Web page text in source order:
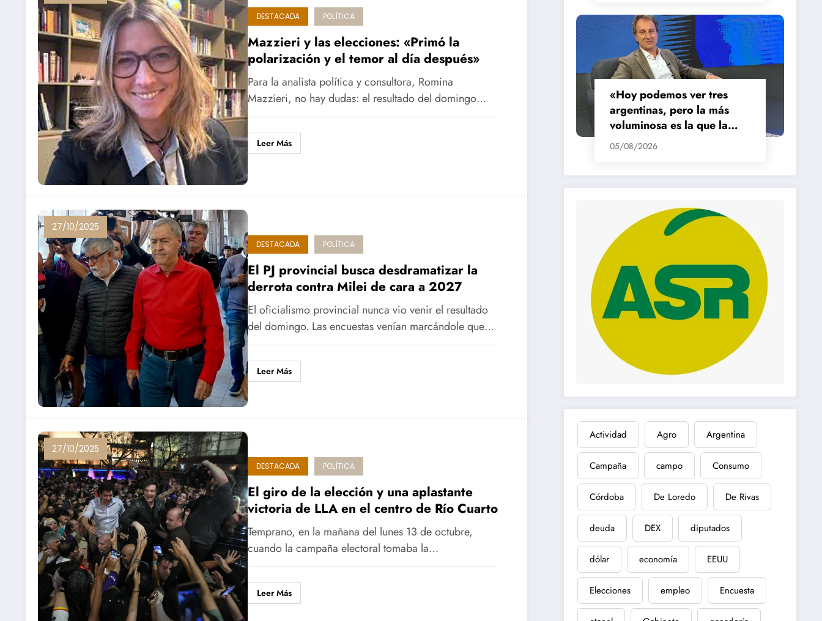
DESTACADA POLÍTICA
Mazzieri y las elecciones: «Primó la
polarización y el temor al día después»
Para la analista política y consultora, Romina
Mazzieri, no hay dudas: el resultado del domingo…
Leer Más
27/10/2025
DESTACADA POLÍTICA
El PJ provincial busca desdramatizar la
derrota contra Milei de cara a 2027
El oficialismo provincial nunca vio venir el resultado
del domingo. Las encuestas venían marcándole que…
Leer Más
27/10/2025
DESTACADA POLÍTICA
El giro de la elección y una aplastante
victoria de LLA en el centro de Río Cuarto
Temprano, en la mañana del lunes 13 de octubre,
cuando la campaña electoral tomaba la…
Leer Más
«Hoy podemos ver tres
argentinas, pero la más
voluminosa es la que la
está pasando mal»
05/08/2026
Actividad Agro Argentina
Campaña campo Consumo
Córdoba De Loredo De Rivas
deuda DEX diputados
dólar economía EEUU
Elecciones empleo Encuesta